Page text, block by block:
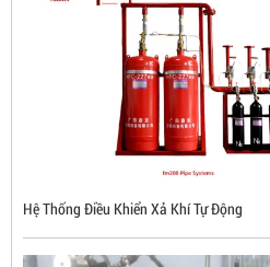
Hệ Thống Điều Khiển Xả Khí Tự Động